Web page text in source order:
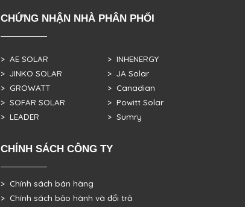
CHỨNG NHẬN NHÀ PHÂN PHỐI
> AE SOLAR
> JINKO SOLAR
> GROWATT
> SOFAR SOLAR
> LEADER
> INHENERGY
> JA Solar
> Canadian
> Powitt Solar
> Sumry
CHÍNH SÁCH CÔNG TY
> Chính sách bán hàng
> Chính sách bảo hành và đổi trả